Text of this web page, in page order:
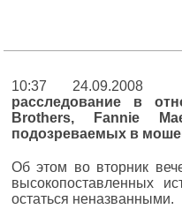
10:37
расследование в
Brothers, Fannie
подозреваемых в
Об этом во вторник
высокопоставленных
остаться неназванными.